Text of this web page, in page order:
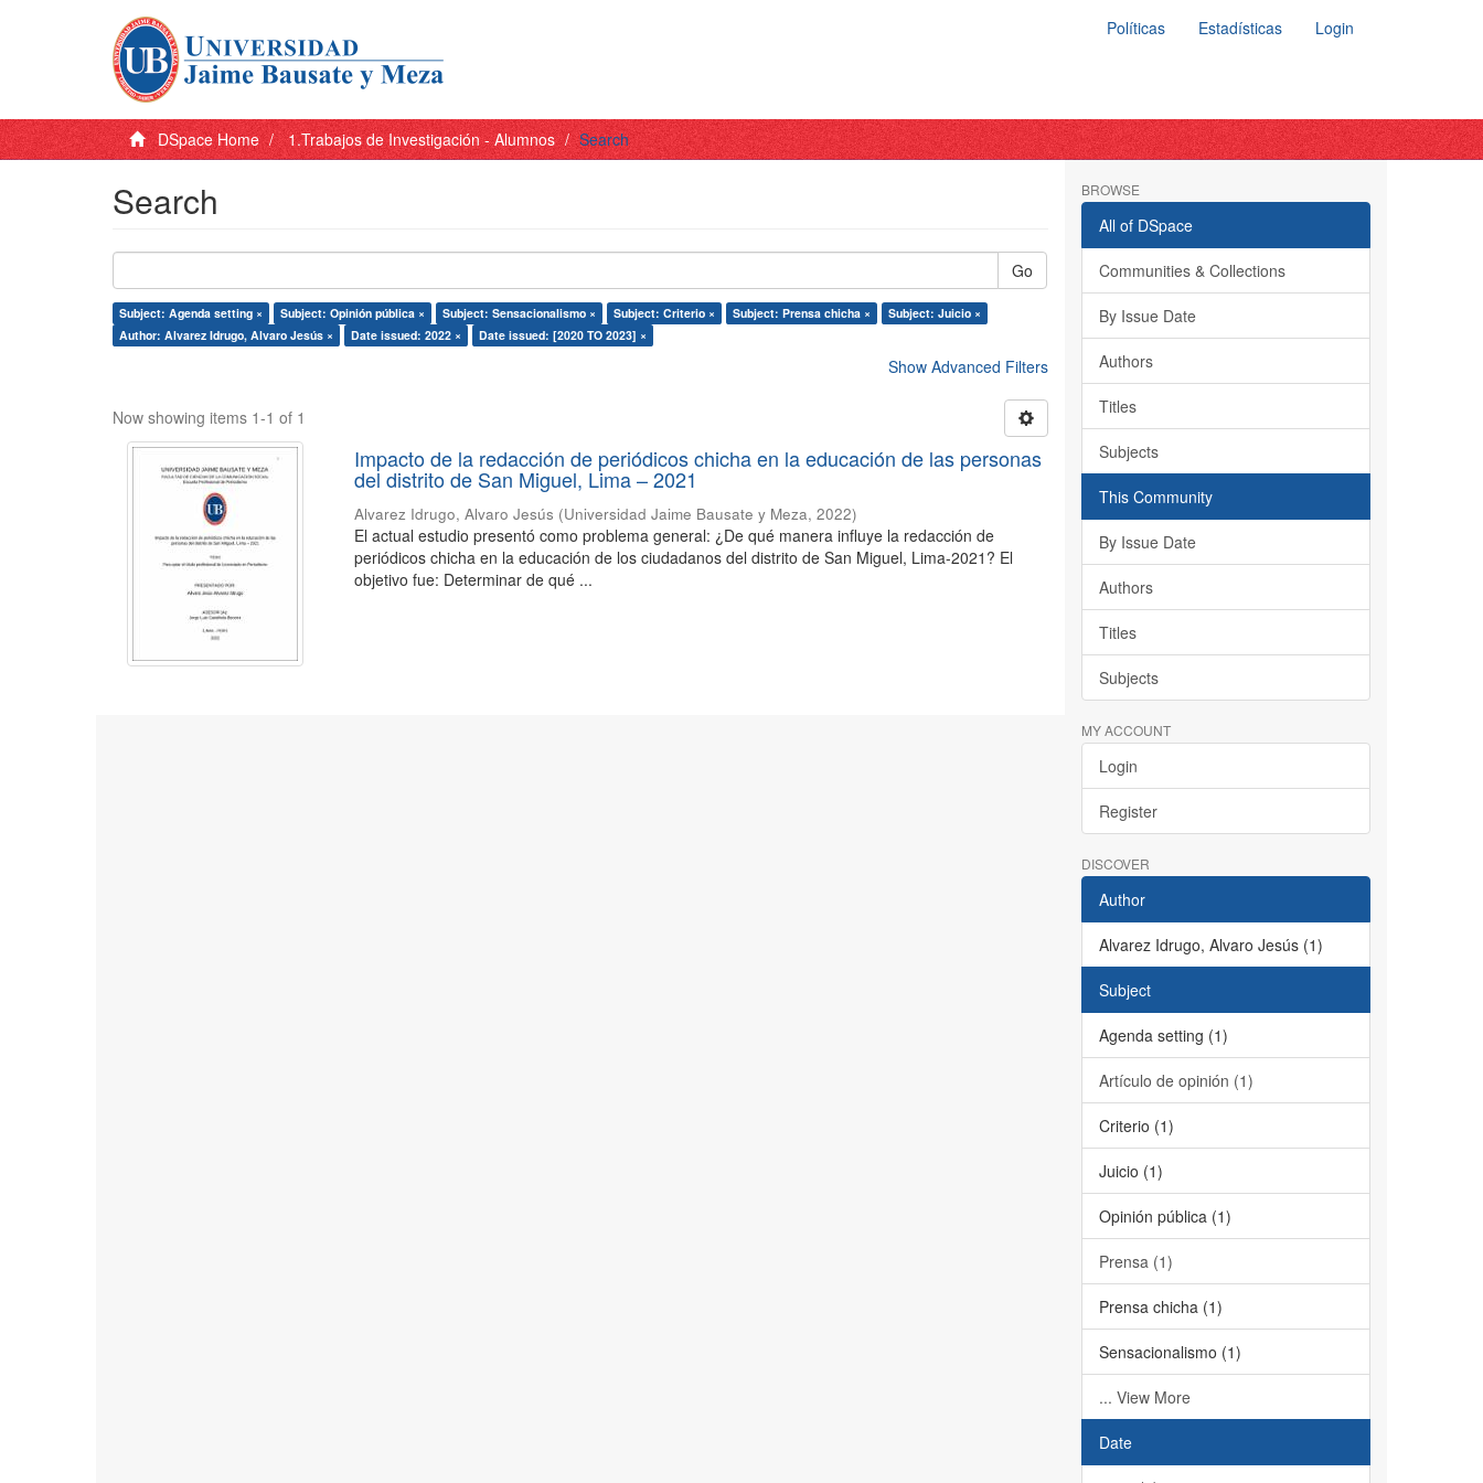
Políticas Estadísticas Login
DSpace Home 1.Trabajos de Investigación - Alumnos Search
Search
Go
Subject: Agenda setting × Subject: Opinión pública × Subject: Sensacionalismo × Subject: Criterio × Subject: Prensa chicha ×
Subject: Juicio ×
Author: Alvarez Idrugo, Alvaro Jesús ×
Date issued: 2022 × Date issued: [2020 TO 2023] ×
Show Advanced Filters
Now showing items 1-1 of 1
Impacto de la redacción de periódicos chicha en la educación de las personas
del distrito de San Miguel, Lima – 2021
Alvarez Idrugo, Alvaro Jesús (Universidad Jaime Bausate y Meza,2022)
El actual estudio presentó como problema general: ¿De qué manera influye la redacción de
periódicos chicha en la educación de los ciudadanos del distrito de San Miguel, Lima-2021? El
objetivo fue: Determinar de qué ...
BROWSE
All of DSpace
Communities & Collections
By Issue Date
Authors
Titles
Subjects
This Community
By Issue Date
Authors
Titles
Subjects
MY ACCOUNT
Login
Register
DISCOVER
Author
Alvarez Idrugo, Alvaro Jesús (1)
Subject
Agenda setting (1)
Artículo de opinión (1)
Criterio (1)
Juicio (1)
Opinión pública (1)
Prensa (1)
Prensa chicha (1)
Sensacionalismo (1)
... View More
Date